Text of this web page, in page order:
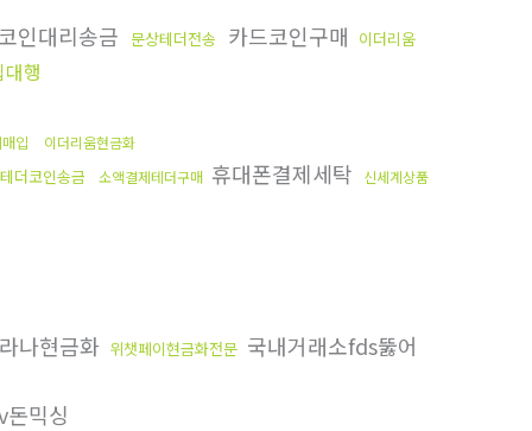
코인대리송금 문상테더전송 카드코인구매 이더리움
행
입 이더리움현금화
테더코인송금 소액결제테더구매 휴대폰결제세탁
신세계상품
나현금화 위챗페이현금화전문 국내거래소fds뚫어
믹싱